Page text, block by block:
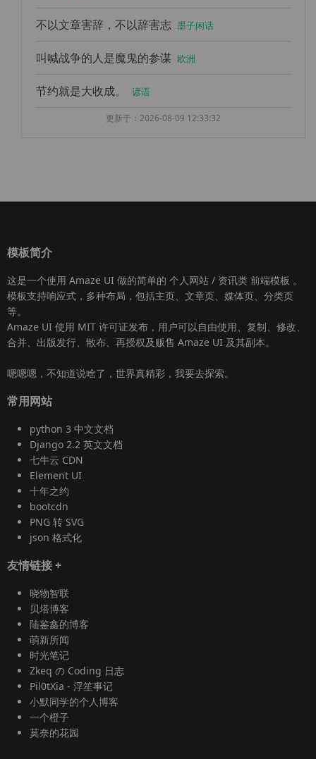
不以文章害辞，不以辞害志 墨子闲话
叫喊战争的人是魔鬼的参谋 欧洲
节约就是大收成。 谚语
更新于：2026-08-09 12:33:32
模板简介
这是一个使用 Amaze UI 做的简单的 个人网站 / 资讯类 前端模板 。
模板支持响应式，多种布局，包括主页、文章页、媒体页、分类页
等。
Amaze UI 使用 MIT 许可证发布，用户可以自由使用、复制、修改、
合并、出版发行、散布、再授权及贩售 Amaze UI 及其副本。
嗯嗯嗯，不知道说啥了，世界真精彩，我要去探索。
常用网站
python 3 中文文档
Django 2.2 英文文档
七牛云 CDN
Element UI
十年之约
bootcdn
PNG 转 SVG
json 格式化
友情链接+
晓物智联
贝塔博客
陆鉴鑫的博客
萌新所闻
时光笔记
Zkeq の Coding 日志
Pil0tXia - 浮笙事记
小默同学的个人博客
一个橙子
莫奈的花园